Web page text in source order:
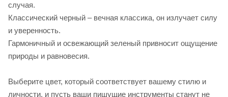
случая.
Классический черный – вечная классика, он излучает силу
и уверенность.
Гармоничный и освежающий зеленый привносит ощущение
природы и равновесия.
Выберите цвет, который соответствует вашему стилю и
личности, и пусть ваши пишущие инструменты станут не